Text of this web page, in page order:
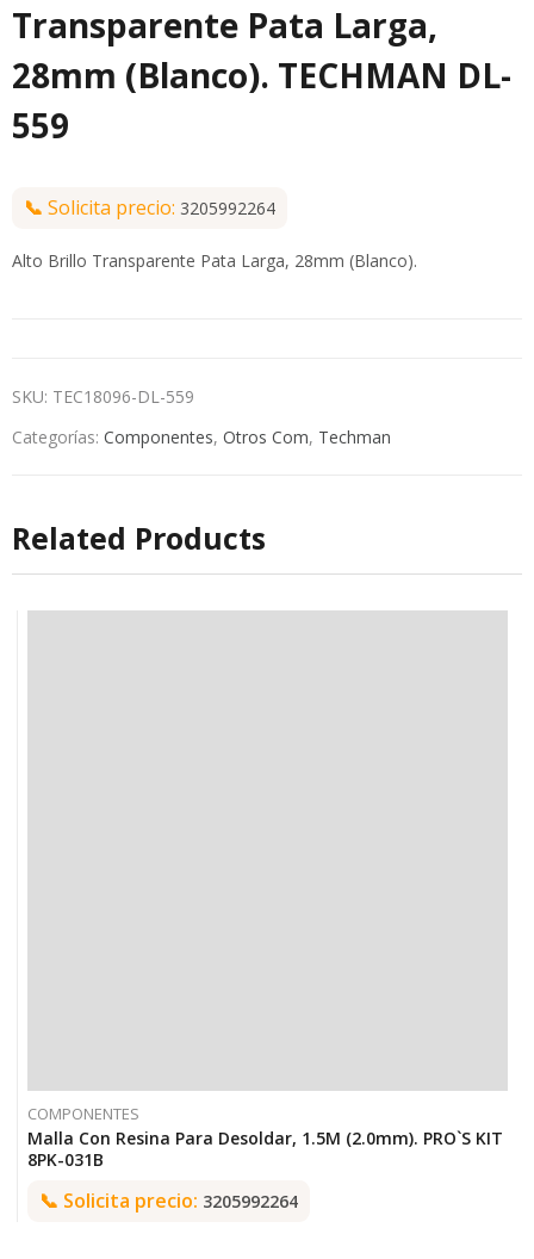
Transparente Pata Larga,
28mm (Blanco). TECHMAN DL-
559
📞 Solicita precio: 3205992264
Alto Brillo Transparente Pata Larga, 28mm (Blanco).
SKU: TEC18096-DL-559
Categorías: Componentes, Otros Com, Techman
Related Products
COMPONENTES
Malla Con Resina Para Desoldar, 1.5M (2.0mm). PRO`S KIT
8PK-031B
📞 Solicita precio: 3205992264